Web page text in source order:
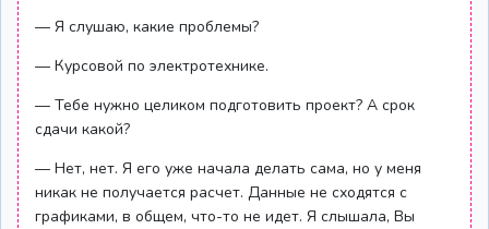
— Я слушаю, какие проблемы?
— Курсовой по электротехнике.
— Тебе нужно целиком подготовить проект? А срок
сдачи какой?
— Нет, нет. Я его уже начала делать сама, но у меня
никак не получается расчет. Данные не сходятся с
графиками, в общем, что-то не идет. Я слышала, Вы